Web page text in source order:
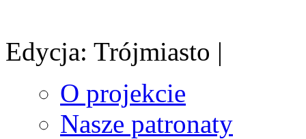
Edycja: Trójmiasto |
O projekcie
Nasze patronaty